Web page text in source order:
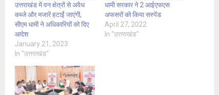
उत्तराखंड में वन क्षेत्रों से अवैध
कब्जे और मजारें हटाईं जाएंगी,
सीएम धामी ने अधिकारियों को दिए
आदेश
January 21, 2023
In "उत्तराखंड"
धामी सरकार ने 2 आईएफएस
अफसरों को किया सस्पेंड
April 27, 2022
In "उत्तराखंड"